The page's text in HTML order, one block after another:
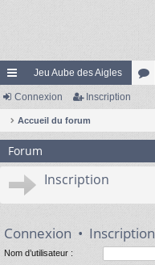
ac
co
ur
ci
Jeu Aube des Aigles
s
Connexion Inscription
Accueil du forum
Forum
Inscription
Connexion • Inscription
Nom d’utilisateur :